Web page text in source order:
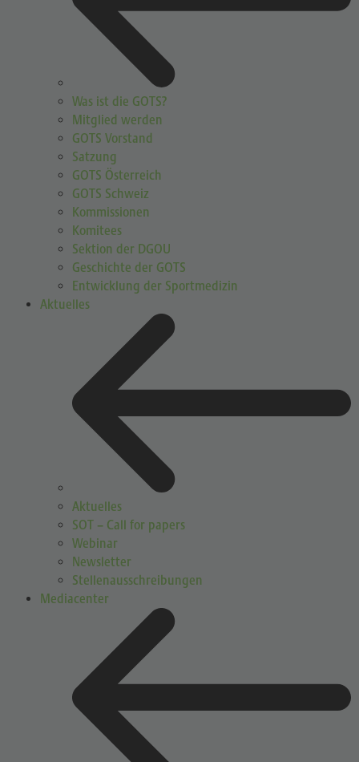
Was ist die GOTS?
Mitglied werden
GOTS Vorstand
Satzung
GOTS Österreich
GOTS Schweiz
Kommissionen
Komitees
Sektion der DGOU
Geschichte der GOTS
Entwicklung der Sportmedizin
Aktuelles
Aktuelles
SOT – Call for papers
Webinar
Newsletter
Stellenausschreibungen
Mediacenter